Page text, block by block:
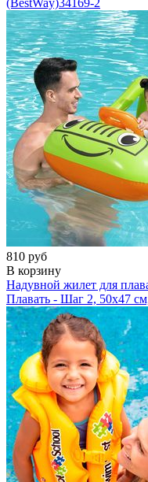
(BestWay)34169-2
810 руб
В корзину
Надувной жилет для
Плавать - Шаг 2, 50х47